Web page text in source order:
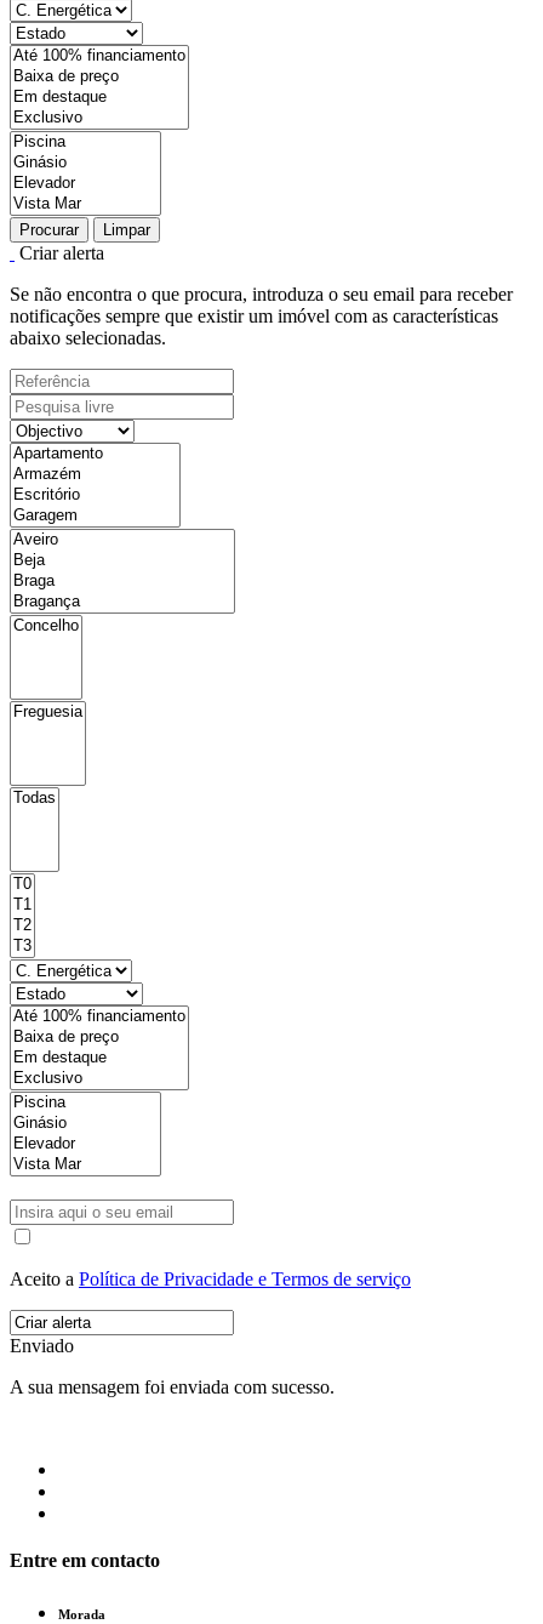
Procurar Limpar
Criar alerta
Se não encontra o que procura, introduza o seu email para receber
notificações sempre que existir um imóvel com as características
abaixo selecionadas.
Aceito a Política de Privacidade e Termos de serviço
Enviado
A sua mensagem foi enviada com sucesso.
Entre em contacto
Morada